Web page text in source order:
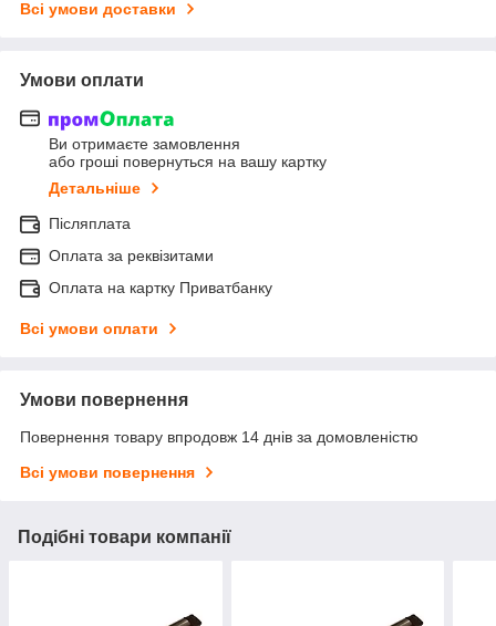
Всі умови доставки
Умови оплати
Ви отримаєте замовлення
або гроші повернуться на вашу картку
Детальніше
Післяплата
Оплата за реквізитами
Оплата на картку Приватбанку
Всі умови оплати
Умови повернення
Повернення товару впродовж 14 днів за домовленістю
Всі умови повернення
Подібні товари компанії